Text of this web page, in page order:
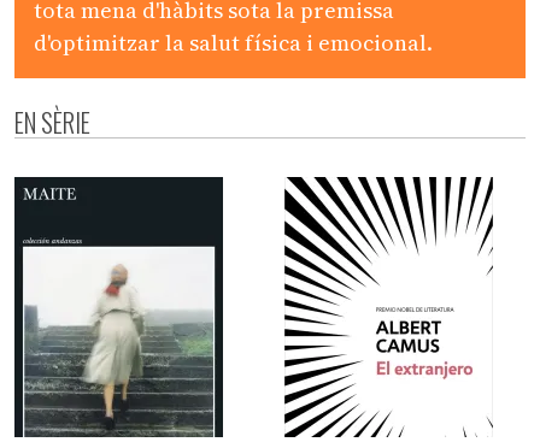
tota mena d'hàbits sota la premissa
d'optimitzar la salut física i emocional.
EN SÈRIE